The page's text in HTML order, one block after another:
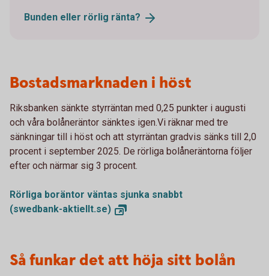
Bunden eller rörlig ränta?
Bostadsmarknaden i höst
Riksbanken sänkte styrräntan med 0,25 punkter i augusti
och våra bolåneräntor sänktes igen.Vi räknar med tre
sänkningar till i höst och att styrräntan gradvis sänks till 2,0
procent i september 2025. De rörliga bolåneräntorna följer
efter och närmar sig 3 procent.
Rörliga boräntor väntas sjunka snabbt
(swedbank-aktiellt.se)
Så funkar det att höja sitt bolån